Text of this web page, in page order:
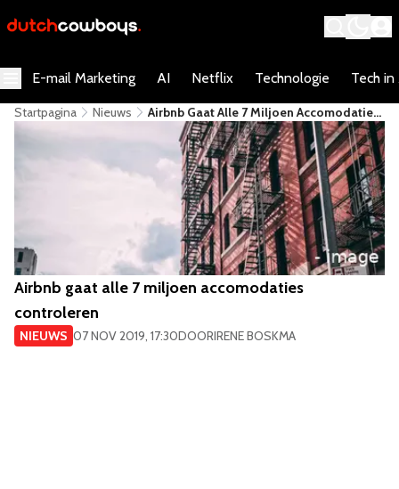
E-mail Marketing AI Netflix Technologie Tech in
Startpagina Nieuws
Airbnb Gaat Alle 7 Miljoen Accomodaties
Controleren
Airbnb gaat alle 7 miljoen accomodaties
controleren
NIEUWS 07 NOV 2019, 17:30DOORIRENE BOSKMA